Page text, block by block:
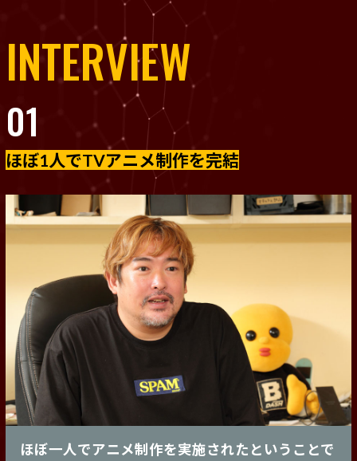
INTERVIEW
01
ほぼ1人でTVアニメ制作を完結
ほぼ一人でアニメ制作を実施されたということで